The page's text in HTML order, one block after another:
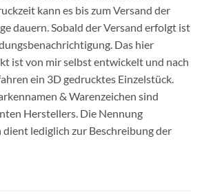
kann es bis zum Versand der
dauern. Sobald der Versand erfolgt ist
Das hier
ist von mir selbst entwickelt und nach
ein 3D gedrucktes Einzelstück.
& Warenzeichen sind
Herstellers. Die Nennung
lediglich zur Beschreibung der